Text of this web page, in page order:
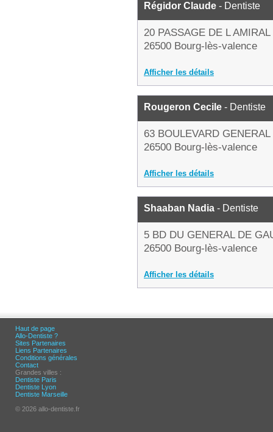
Régidor Claude - Dentiste
20 PASSAGE DE L AMIRAL
26500 Bourg-lès-valence
Afficher les détails
Rougeron Cecile - Dentiste
63 BOULEVARD
26500 Bourg-lès-valence
Afficher les détails
Shaaban Nadia - Dentiste
5 BD DU GENERAL DE
26500 Bourg-lès-valence
Afficher les détails
Haut de page
Allo-Dentiste ?
Sites Partenaires
Liens Partenaires
Conditions générales
Contact
Grandes villes :
Dentiste Paris
Dentiste Lyon
Dentiste Marseille
© 2026 allo-dentiste.fr